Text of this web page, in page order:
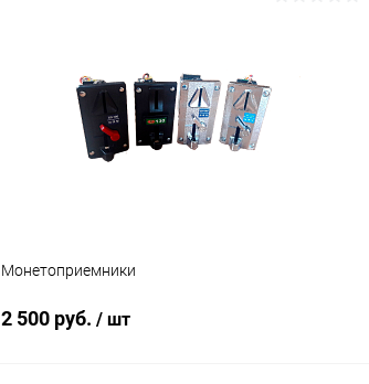
Купить в 1 клик Сравнение
В избранное В наличии
Монетоприемники
2 500 руб. / шт